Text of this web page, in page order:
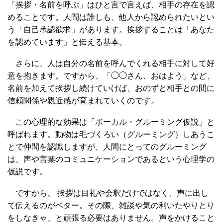
「挨拶・名前を呼ぶ」はひと言で言えば、相手の存在を認
めることです。人間は誰しも、他人から認められたいとい
う「自己承認欲求」があります。挨拶することは「あなた
を認めています」と伝える基本。
さらに、人は自分の名前を呼んでくれる相手に対して好
意を抱きます。ですから、「◯◯さん、おはよう」など、
名前を加えて挨拶し続けていけば、おのずと相手との間に
信頼関係や親近感が育まれていくのです。
この心理的な効果は「ボーカル・グルーミング仮説」と
呼ばれます。動物は毛づくろい（グルーミング）しあうこ
とで仲間を認識しますが、人間にとってのグルーミング
は、声や言葉のコミュニケーションであるという心理学の
仮説です。
ですから、 挨拶は目礼や会釈だけではなく、声に出し
て伝えるのがベター。その際、雑談や気の利いたやりとり
をしなきゃ、と頑張る必要はありません。声をかけること